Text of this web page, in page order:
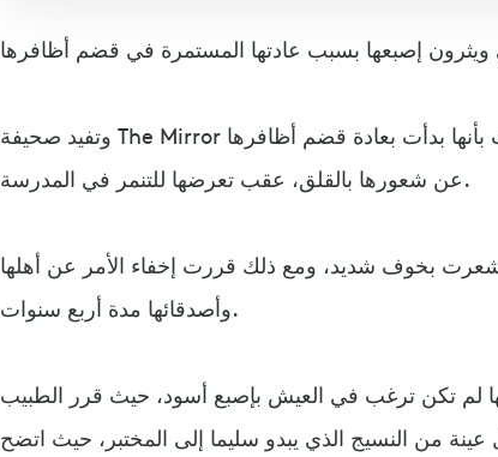
وتفيد صحيفة The Mirror بأن الطالبة ويثرون (20 سنة) صرحت بأنها بدأت بعادة قضم أظافرها
عن شعورها بالقلق، عقب تعرضها للتنمر في المدرسة.
شعرت بخوف شديد، ومع ذلك قررت إخفاء الأمر عن أهلها
وأصدقائها مدة أربع سنوات.
لم تكن ترغب في العيش بإصبع أسود، حيث قرر الطبيب
عينة من النسيج الذي يبدو سليما إلى المختبر، حيث اتضح